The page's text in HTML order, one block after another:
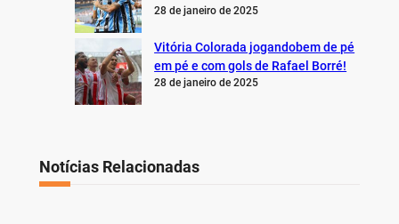
28 de janeiro de 2025
Vitória Colorada jogandobem de pé
em pé e com gols de Rafael Borré!
28 de janeiro de 2025
Notícias Relacionadas